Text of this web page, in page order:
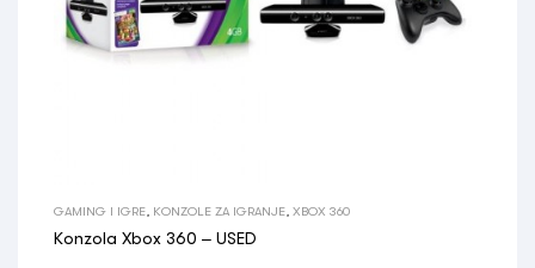
GAMING I IGRE KONZOLE ZA IGRANJE XBOX 360
Konzola Xbox 360 – USED